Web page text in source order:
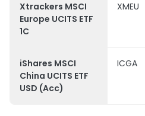
Xtrackers MSCI
Europe UCITS ETF
1C
XMEU
iShares MSCI
China UCITS ETF
USD (Acc)
ICGA